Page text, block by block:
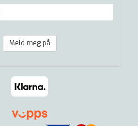
Meld meg på